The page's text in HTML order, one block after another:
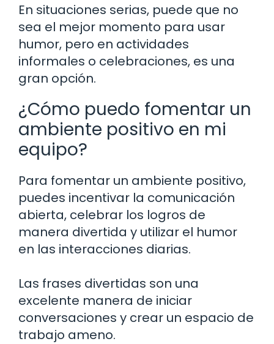
En situaciones serias, puede que no
sea el mejor momento para usar
humor, pero en actividades
informales o celebraciones, es una
gran opción.
¿Cómo puedo fomentar un
ambiente positivo en mi
equipo?
Para fomentar un ambiente positivo,
puedes incentivar la comunicación
abierta, celebrar los logros de
manera divertida y utilizar el humor
en las interacciones diarias.
Las frases divertidas son una
excelente manera de iniciar
conversaciones y crear un espacio de
trabajo ameno.